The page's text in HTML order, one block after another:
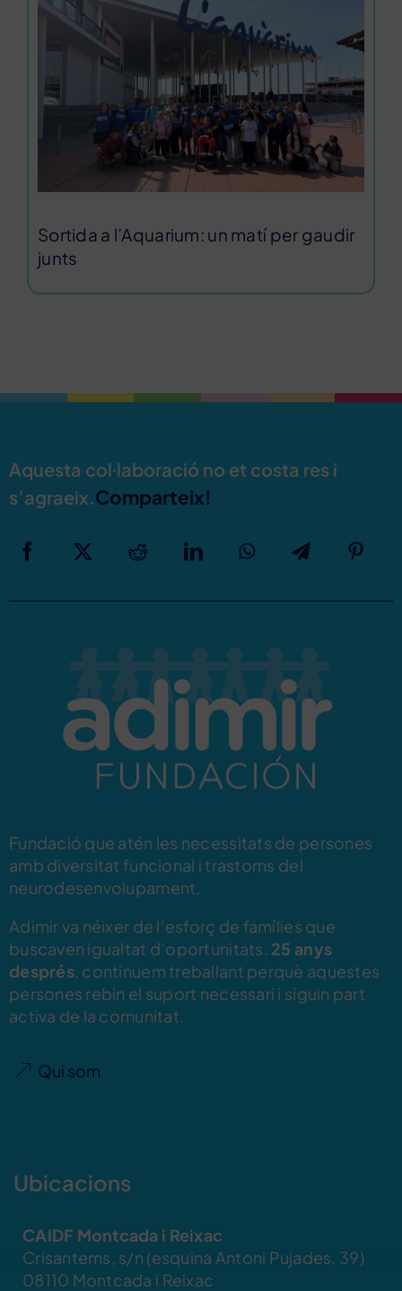
Sortida a l’Aquarium: un matí per gaudir
junts
Aquesta col·laboració no et costa res i
s’agraeix.Comparteix!
Fundació que atén les necessitats de persones
amb diversitat funcional i trastorns del
neurodesenvolupament.
Adimir va néixer de l’esforç de famílies que
buscaven igualtat d’oportunitats. 25 anys
després, continuem treballant perquè aquestes
persones rebin el suport necessari i siguin part
activa de la comunitat.
Qui som
Ubicacions
CAIDF Montcada i Reixac
Crisantems, s/n (esquina Antoni Pujades, 39)
08110 Montcada i Reixac